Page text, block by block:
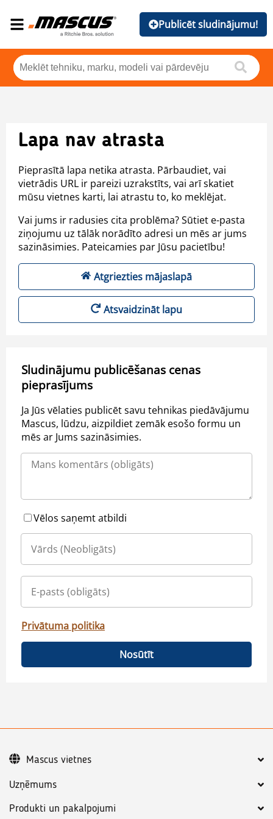
Publicēt sludinājumu!
Lapa nav atrasta
Pieprasītā lapa netika atrasta. Pārbaudiet, vai
vietrādis URL ir pareizi uzrakstīts, vai arī skatiet
mūsu vietnes karti, lai atrastu to, ko meklējat.
Vai jums ir radusies cita problēma? Sūtiet e-pasta
ziņojumu uz tālāk norādīto adresi un mēs ar jums
sazināsimies. Pateicamies par Jūsu pacietību!
Atgriezties mājaslapā
Atsvaidzināt lapu
Sludinājumu publicēšanas cenas
pieprasījums
Ja Jūs vēlaties publicēt savu tehnikas piedāvājumu
Mascus, lūdzu, aizpildiet zemāk esošo formu un
mēs ar Jums sazināsimies.
Vēlos saņemt atbildi
Privātuma politika
Nosūtīt
Uzņēmums
Produkti un pakalpojumi
Mascus vietnes